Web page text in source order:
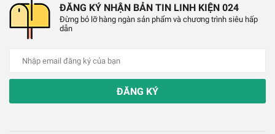
ĐĂNG KÝ NHẬN BẢN TIN LINH KIỆN 024
Đừng bỏ lỡ hàng ngàn sản phẩm và chương trình siêu hấp
dẫn
ĐĂNG KÝ